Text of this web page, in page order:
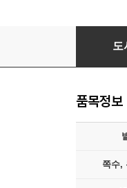
2015 한
도
품목정보
쪽수,